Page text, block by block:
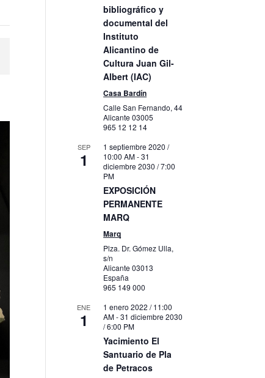
bibliográfico y
documental del
Instituto
Alicantino de
Cultura Juan Gil-
Albert (IAC)
Casa Bardín
Calle San Fernando, 44
Alicante03005
965 12 12 14
SEP
1
1 septiembre 2020 /
10:00 AM-31
diciembre 2030 / 7:00
PM
EXPOSICIÓN
PERMANENTE
MARQ
Marq
Plza. Dr. Gómez Ulla,
s/n
Alicante03013
España
965 149 000
ENE
1
1 enero 2022 / 11:00
AM-31 diciembre 2030
/ 6:00 PM
Yacimiento El
Santuario de Pla
de Petracos